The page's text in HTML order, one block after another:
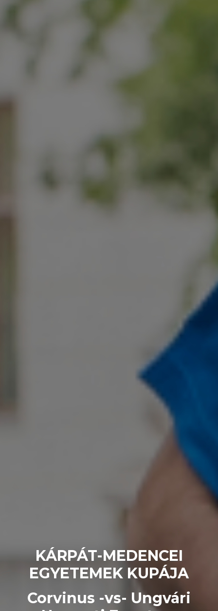
KÁRPÁT-MEDENCEI
EGYETEMEK KUPÁJA
Corvinus -vs- Ungvári